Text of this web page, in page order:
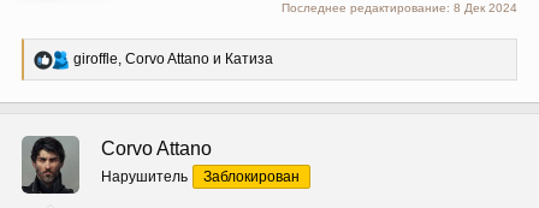
Последнее редактирование: 8 Дек 2024
Р
е
ц
:
giroffle, Corvo Attano и Катиза
Corvo Attano
Нарушитель Заблокирован